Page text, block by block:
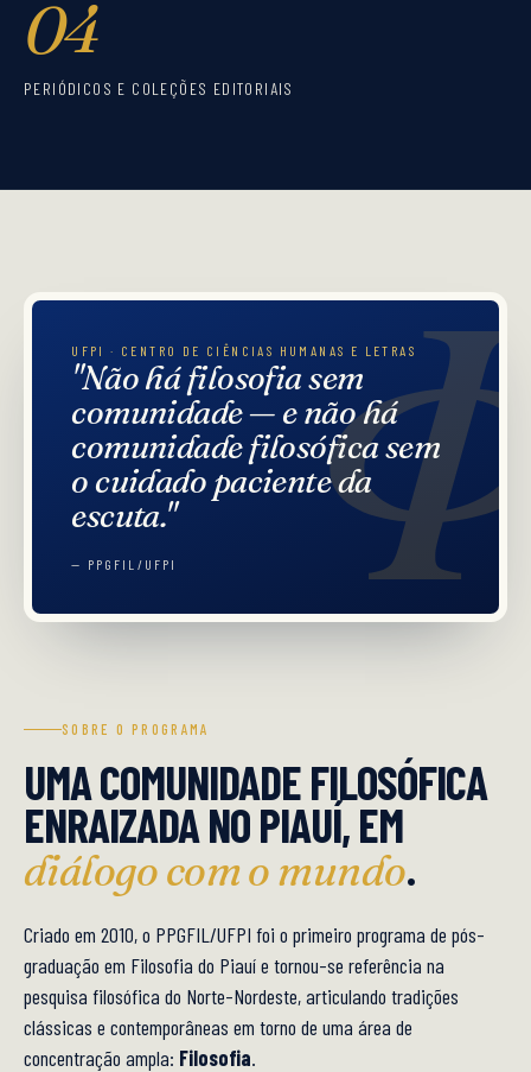
04
PERIÓDICOS E COLEÇÕES EDITORIAIS
UFPI · CENTRO DE CIÊNCIAS HUMANAS E LETRAS
"Não há filosofia sem
comunidade — e não há
comunidade filosófica sem
o cuidado paciente da
escuta."
— PPGFIL/UFPI
SOBRE O PROGRAMA
UMA COMUNIDADE FILOSÓFICA
ENRAIZADA NO PIAUÍ, EM
diálogo com o mundo.
Criado em 2010, o PPGFIL/UFPI foi o primeiro programa de pós-
graduação em Filosofia do Piauí e tornou-se referência na
pesquisa filosófica do Norte-Nordeste, articulando tradições
clássicas e contemporâneas em torno de uma área de
concentração ampla: Filosofia.